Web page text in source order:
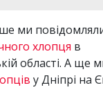
ми
хлопця в
області. А ще
у Дніпрі на